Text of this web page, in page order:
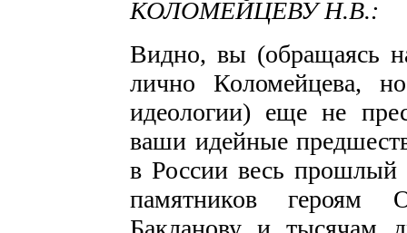
КОЛОМЕЙЦЕВУ Н.В.:
Видно, вы (обращаясь
лично Коломейцева,
идеологии) еще не
ваши идейные
в России весь
памятников героям